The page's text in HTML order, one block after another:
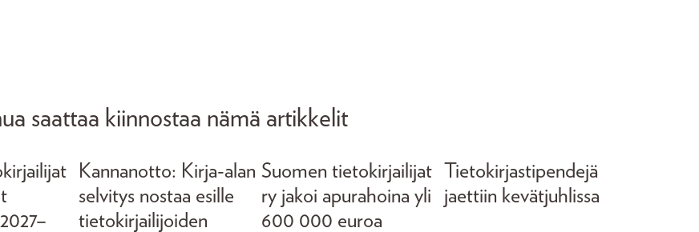
saattaa kiinnostaa nämä artikkelit
Kannanotto: Kirja-alan
selvitys nostaa esille
tietokirjailijoiden
Suomen tietokirjailijat
ry jakoi apurahoina yli
600 000 euroa
Tietokirjastipendejä
jaettiin kevätjuhlissa